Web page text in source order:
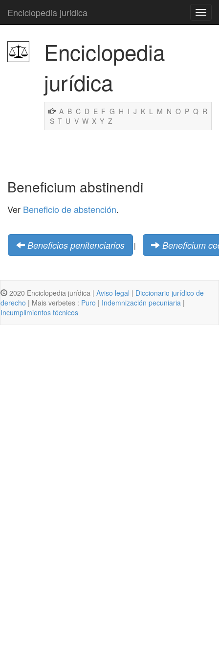
Enciclopedia juridica
Enciclopedia
jurídica
A B C D E F G H I J K L M N O P Q R
S T U V W X Y Z
Beneficium abstinendi
Ver Beneficio de abstención.
Beneficios penitenciarios | Beneficium
2020 Enciclopedia jurídica | Aviso legal | Diccionario jurídico de
derecho | Mais verbetes : Puro | Indemnización pecuniaria |
Incumplimientos técnicos